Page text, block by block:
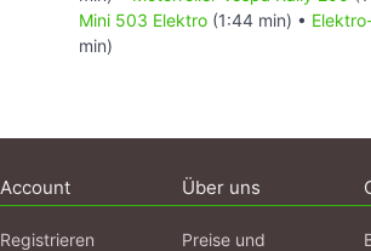
Mini 503 Elektro (1:44 min) •
min)
Account
Registrieren
Über uns
Preise und